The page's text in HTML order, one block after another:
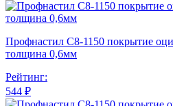
Профнастил С8-1150 покрытие
толщина 0,6мм
Рейтинг:
544 ₽